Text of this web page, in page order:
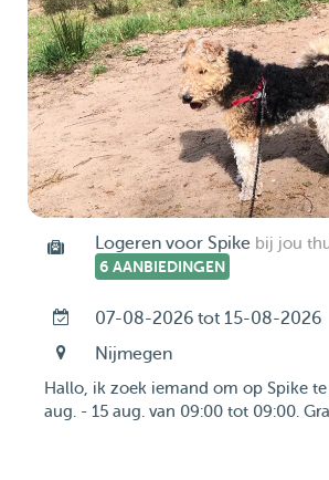
Logeren voor Spike bij jou
6 AANBIEDINGEN
07-08-2026 tot 15-08-2026
Nijmegen
Hallo, ik zoek iemand om op Spike
aug. - 15 aug. van 09:00 tot 09:00.